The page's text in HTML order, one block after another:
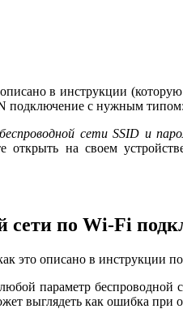
в инструкции
подключение с нужным
сетиSSID и
на своем
сети по Wi-Fi
это описано в инструкции
параметр беспроводной
выглядеть как ошибка при